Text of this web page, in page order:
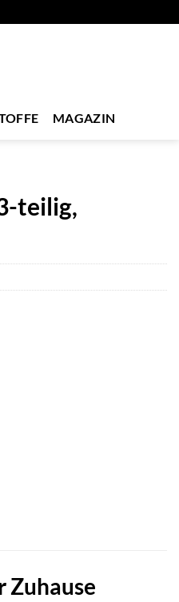
MAGAZIN
teilig,